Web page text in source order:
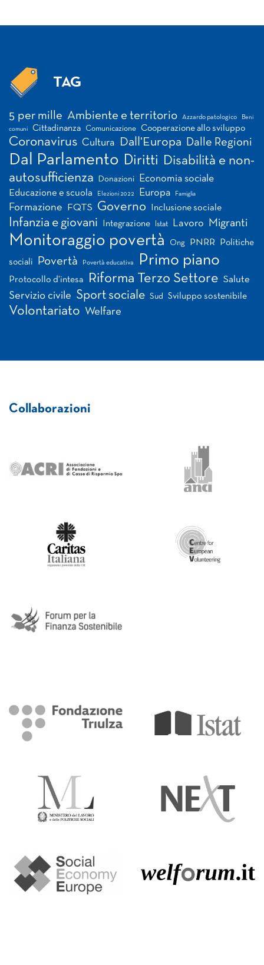
TAG
5 per mille Ambiente e territorio Azzardo patologico Beni
comuni Cittadinanza Comunicazione Cooperazione allo sviluppo
Coronavirus Cultura Dall'Europa Dalle Regioni
Dal Parlamento Diritti
Disabilità e non-
autosufficienza
Donazioni Economia sociale
Educazione e scuola Elezioni 2022 Europa Famiglia
Formazione FQTS Governo Inclusione sociale
Infanzia e giovani Integrazione Istat Lavoro Migranti
Monitoraggio povertà Ong PNRR Politiche
sociali Povertà Povertà educativa Primo piano
Protocollo d'intesa Riforma Terzo Settore Salute
Servizio civile Sport sociale Sud Sviluppo sostenibile
Volontariato Welfare
Collaborazioni